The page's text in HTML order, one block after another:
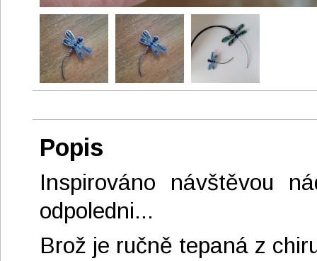
Popis
Inspirováno návštěvou
odpoledni...
Brož je ručně tepaná z